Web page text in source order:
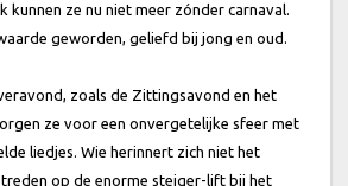
kunnen ze nu niet meer zónder carnaval.
geworden, geliefd bij jong en oud.
zoals de Zittingsavond en het
ze voor een onvergetelijke sfeer met
liedjes. Wie herinnert zich niet het
op de enorme steiger-lift bij het